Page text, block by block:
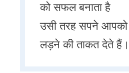
को सफल बनाता है
उसी तरह सपने
लड़ने की ताकत देते हैं।